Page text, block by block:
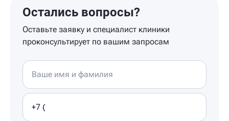
Остались вопросы?
Оставьте заявку и специалист клиники
проконсультирует по вашим запросам